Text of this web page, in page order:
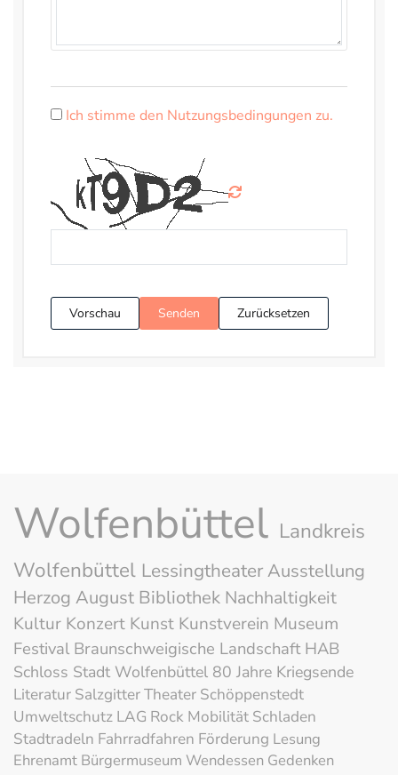
Ich stimme den Nutzungsbedingungen zu.
Vorschau Senden Zurücksetzen
Wolfenbüttel Landkreis
Wolfenbüttel LessingtheaterAusstellung
Herzog August Bibliothek Nachhaltigkeit
Kultur Konzert Kunst Kunstverein Museum
Festival Braunschweigische Landschaft HAB
Schloss Stadt Wolfenbüttel 80 Jahre Kriegsende
Literatur SalzgitterTheater Schöppenstedt
Umweltschutz LAG Rock Mobilität Schladen
Stadtradeln Fahrradfahren Förderung Lesung
Ehrenamt Bürgermuseum Wendessen Gedenken